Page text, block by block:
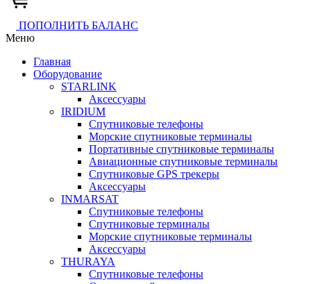
ПОПОЛНИТЬ БАЛАНС
Меню
Главная
Оборудование
STARLINK
Аксессуары
IRIDIUM
Спутниковые телефоны
Морские спутниковые терминалы
Портативные спутниковые терминалы
Авиационные спутниковые терминалы
Спутниковые GPS трекеры
Аксессуары
INMARSAT
Спутниковые телефоны
Спутниковые терминалы
Морские спутниковые терминалы
Аксессуары
THURAYA
Спутниковые телефоны